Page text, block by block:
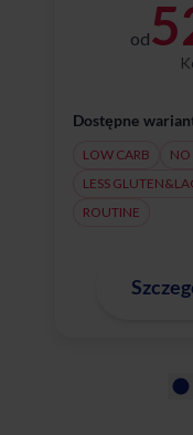
od
Dostępne
LOW CARB NO
LESS
ROUTINE